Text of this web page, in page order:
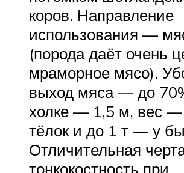
коров. Направление
использования —
(порода даёт очень
мраморное мясо).
выход мяса — до
холке — 1,5 м, вес —
тёлок и до 1 т — у
Отличительная
тонкокостность при